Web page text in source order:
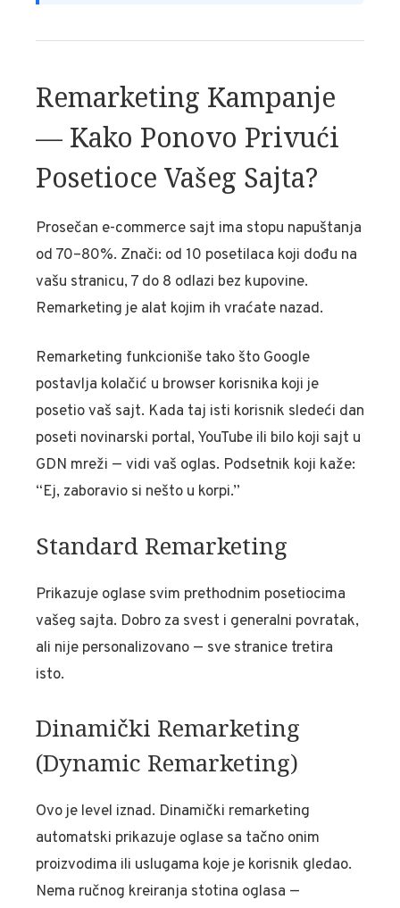
Remarketing Kampanje
— Kako Ponovo Privući
Posetioce Vašeg Sajta?
Prosečan e-commerce sajt ima stopu napuštanja
od 70–80%. Znači: od 10 posetilaca koji dođu na
vašu stranicu, 7 do 8 odlazi bez kupovine.
Remarketing je alat kojim ih vraćate nazad.
Remarketing funkcioniše tako što Google
postavlja kolačić u browser korisnika koji je
posetio vaš sajt. Kada taj isti korisnik sledeći dan
poseti novinarski portal, YouTube ili bilo koji sajt u
GDN mreži — vidi vaš oglas. Podsetnik koji kaže:
“Ej, zaboravio si nešto u korpi.”
Standard Remarketing
Prikazuje oglase svim prethodnim posetiocima
vašeg sajta. Dobro za svest i generalni povratak,
ali nije personalizovano — sve stranice tretira
isto.
Dinamički Remarketing
(Dynamic Remarketing)
Ovo je level iznad. Dinamički remarketing
automatski prikazuje oglase sa tačno onim
proizvodima ili uslugama koje je korisnik gledao.
Nema ručnog kreiranja stotina oglasa —